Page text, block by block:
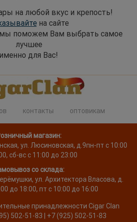
на любой вкус и крепость!
на сайте
мы поможем Вам выбрать самое
лучшее
именно для Вас!
контакты оптовикам
магазин:
ул. Люсиновская, д.9пн-пт с 10:00
сб-вс с 11:00 до 23:00
со склада:
ул. Архитектора Власова, д.
до 18:00, пт с 10:00 до 16:00
принадлежности Cigar Clan
502-51-83 | +7 (925) 502-51-83